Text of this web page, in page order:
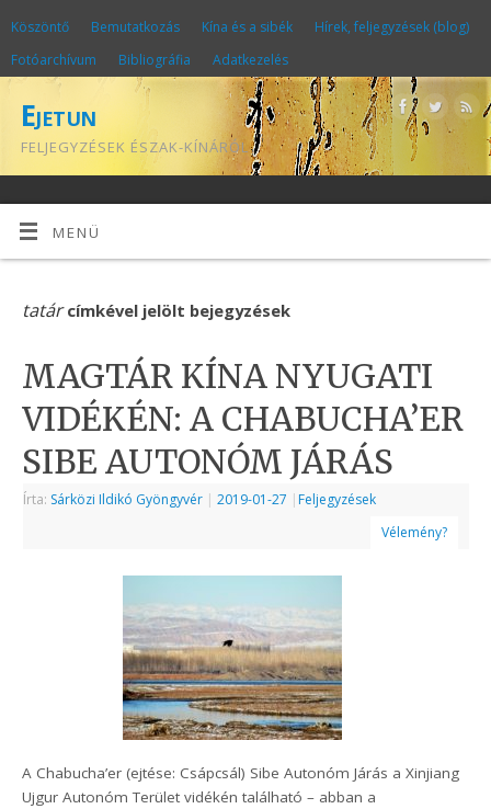
Köszöntő Bemutatkozás Kína és a sibék
Hírek, feljegyzések (blog)
Fotóarchívum
Bibliográfia Adatkezelés
Ejetun
FELJEGYZÉSEK ÉSZAK-KÍNÁRÓL
MENÜ
tatárcímkével jelölt bejegyzések
MAGTÁR KÍNA NYUGATI
VIDÉKÉN: A CHABUCHA’ER
SIBE AUTONÓM JÁRÁS
Írta: Sárközi Ildikó Gyöngyvér | 2019-01-27 | Feljegyzések
Vélemény?
A Chabucha’er (ejtése: Csápcsál) Sibe Autonóm Járás a Xinjiang
Ujgur Autonóm Terület vidékén található – abban a